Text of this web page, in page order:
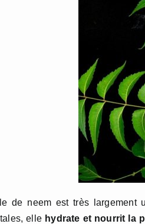
de neem est très
elle hydrate et nourrit la